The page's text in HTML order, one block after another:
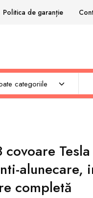
Politica de garanție
categoriile
covoare
alunecare,
completă